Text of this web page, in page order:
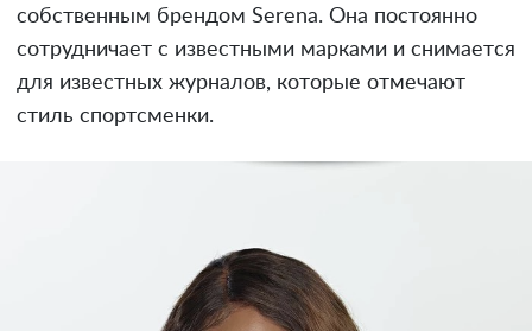
собственным брендом Serena. Она постоянно
сотрудничает с известными марками и снимается
для известных журналов, которые отмечают
стиль спортсменки.